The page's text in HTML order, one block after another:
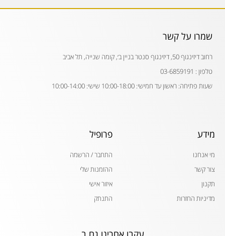
שמרו על קשר
רחוב דיזינגוף 50, דיזינגוף סנטר בניין ב׳, קומה שנייה, תל אביב
טלפון : 03-6859191
שעות פתיחה: ראשון עד חמישי: 10:00-18:00 שישי: 10:00-14:00
מידע
מי אנחנו
צור קשר
תקנון
מדיניות החזרות
פרופיל
התחבר / הרשמה
ההזמנות שלי
איזור אישי
התנתק